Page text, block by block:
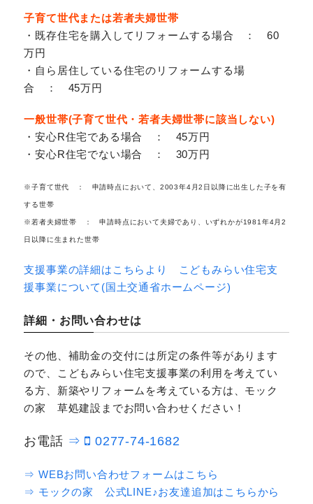
子育て世代または若者夫婦世帯
・既存住宅を購入してリフォームする場合 ： 60
万円
・自ら居住している住宅のリフォームする場
合 ： 45万円
一般世帯(子育て世代・若者夫婦世帯に該当しない)
・安心R住宅である場合 ： 45万円
・安心R住宅でない場合 ： 30万円
※子育て世代 ： 申請時点において、2003年4月2日以降に出生した子を有
する世帯
※若者夫婦世帯 ： 申請時点において夫婦であり、いずれかが1981年4月2
日以降に生まれた世帯
支援事業の詳細はこちらより こどもみらい住宅支
援事業について(国土交通省ホームページ)
詳細・お問い合わせは
その他、補助金の交付には所定の条件等があります
ので、こどもみらい住宅支援事業の利用を考えてい
る方、新築やリフォームを考えている方は、モック
の家 草処建設までお問い合わせください！
お電話 ⇒ 0277-74-1682
⇒ WEBお問い合わせフォームはこちら
⇒ モックの家 公式LINE♪お友達追加はこちらから